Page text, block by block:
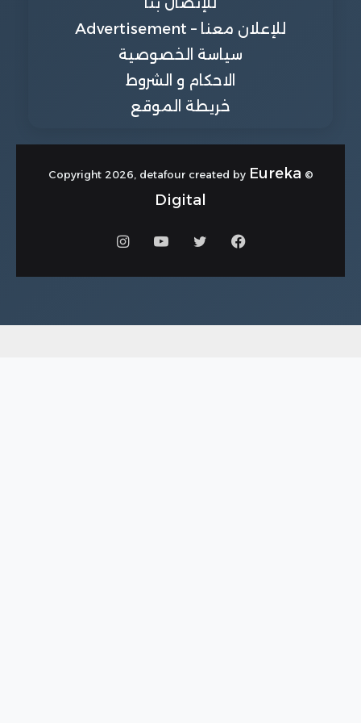
للإعلان معنا – Advertisement
سياسة الخصوصية
الاحكام و الشروط
خريطة الموقع
© Copyright 2026, detafour created by
Eureka
Digital
فيسبوكتويتر يوتيوبانستقرام